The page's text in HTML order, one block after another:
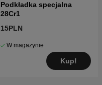
Podkładka specjalna
28Cr1
15PLN
W magazynie
Kup!